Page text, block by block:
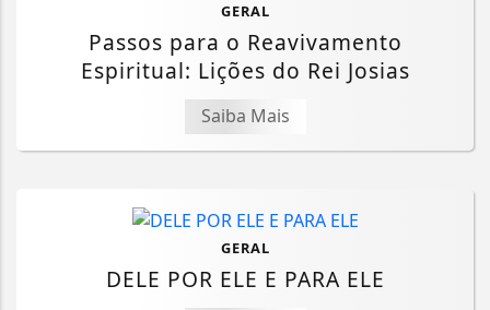
GERAL
Passos para o Reavivamento
Espiritual: Lições do Rei Josias
Saiba Mais
GERAL
DELE POR ELE E PARA ELE